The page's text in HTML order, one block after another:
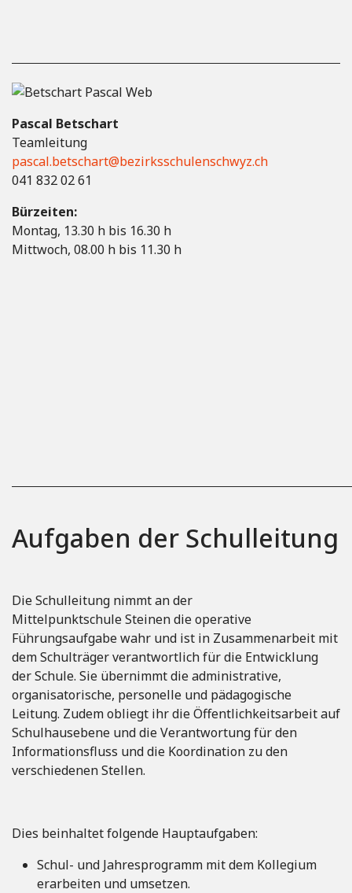
Pascal Betschart
Teamleitung
pascal.betschart@bezirksschulenschwyz.ch
041 832 02 61
Bürzeiten:
Montag, 13.30 h bis 16.30 h
Mittwoch, 08.00 h bis 11.30 h
Aufgaben der Schulleitung
Die Schulleitung nimmt an der
Mittelpunktschule Steinen die operative
Führungsaufgabe wahr und ist in Zusammenarbeit mit
dem Schulträger verantwortlich für die Entwicklung
der Schule. Sie übernimmt die administrative,
organisatorische, personelle und pädagogische
Leitung. Zudem obliegt ihr die Öffentlichkeitsarbeit auf
Schulhausebene und die Verantwortung für den
Informationsfluss und die Koordination zu den
verschiedenen Stellen.
Dies beinhaltet folgende Hauptaufgaben:
Schul- und Jahresprogramm mit dem Kollegium
erarbeiten und umsetzen.